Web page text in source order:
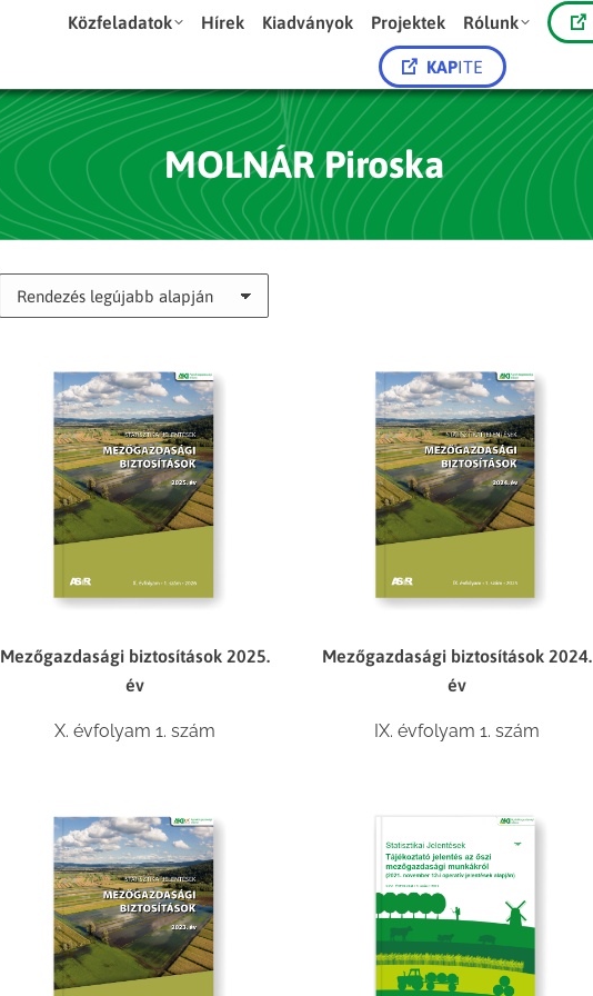
Közfeladatok Hírek Kiadványok Projektek Rólunk
KAPITE
MOLNÁR Piroska
Mezőgazdasági biztosítások 2025.
év
X. évfolyam 1. szám
Mezőgazdasági biztosítások 2024.
év
IX. évfolyam 1. szám